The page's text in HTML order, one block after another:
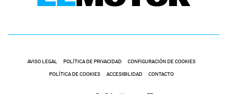
AVISO LEGAL POLÍTICA DE PRIVACIDAD CONFIGURACIÓN DE COOKIES
POLÍTICA DE COOKIES ACCESIBILIDAD CONTACTO